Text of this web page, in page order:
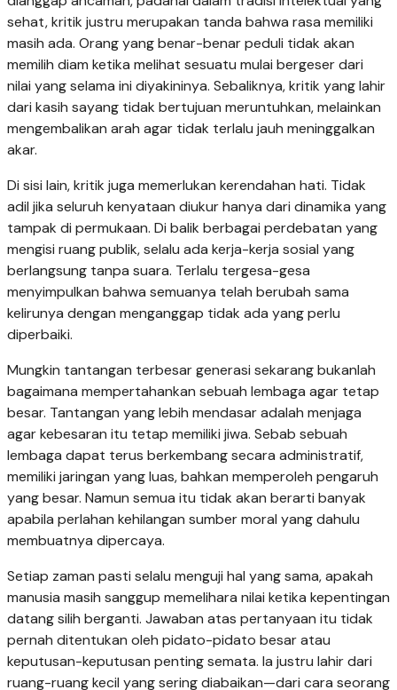
sehat, kritik justru merupakan tanda bahwa rasa memiliki
masih ada. Orang yang benar-benar peduli tidak akan
memilih diam ketika melihat sesuatu mulai bergeser dari
nilai yang selama ini diyakininya. Sebaliknya, kritik yang lahir
dari kasih sayang tidak bertujuan meruntuhkan, melainkan
mengembalikan arah agar tidak terlalu jauh meninggalkan
akar.
Di sisi lain, kritik juga memerlukan kerendahan hati. Tidak
adil jika seluruh kenyataan diukur hanya dari dinamika yang
tampak di permukaan. Di balik berbagai perdebatan yang
mengisi ruang publik, selalu ada kerja-kerja sosial yang
berlangsung tanpa suara. Terlalu tergesa-gesa
menyimpulkan bahwa semuanya telah berubah sama
kelirunya dengan menganggap tidak ada yang perlu
diperbaiki.
Mungkin tantangan terbesar generasi sekarang bukanlah
bagaimana mempertahankan sebuah lembaga agar tetap
besar. Tantangan yang lebih mendasar adalah menjaga
agar kebesaran itu tetap memiliki jiwa. Sebab sebuah
lembaga dapat terus berkembang secara administratif,
memiliki jaringan yang luas, bahkan memperoleh pengaruh
yang besar. Namun semua itu tidak akan berarti banyak
apabila perlahan kehilangan sumber moral yang dahulu
membuatnya dipercaya.
Setiap zaman pasti selalu menguji hal yang sama, apakah
manusia masih sanggup memelihara nilai ketika kepentingan
datang silih berganti. Jawaban atas pertanyaan itu tidak
pernah ditentukan oleh pidato-pidato besar atau
keputusan-keputusan penting semata. Ia justru lahir dari
ruang-ruang kecil yang sering diabaikan—dari cara seorang